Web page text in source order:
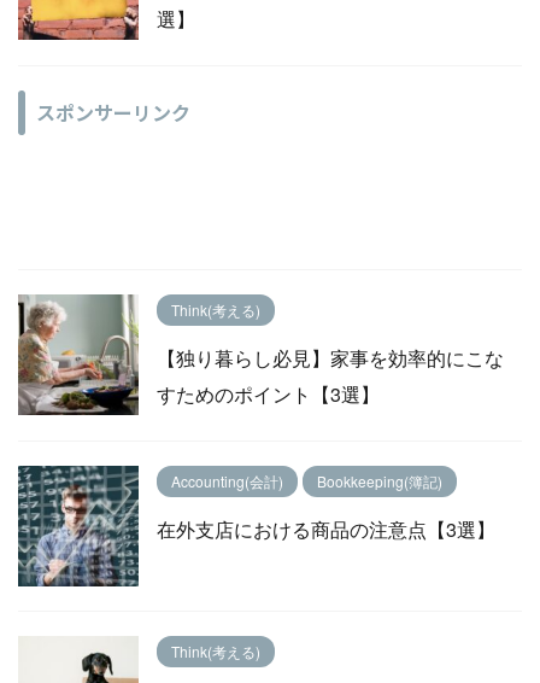
選】
スポンサーリンク
Think(考える)
【独り暮らし必見】家事を効率的にこな
すためのポイント【3選】
Accounting(会計) Bookkeeping(簿記)
在外支店における商品の注意点【3選】
Think(考える)